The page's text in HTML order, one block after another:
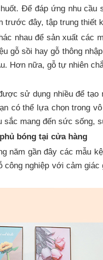
Để đáp ứng nhu
đây, tập trung thiết
nhau để sản xuất
gỗ sồi hay gỗ thông
Hơn nữa, gỗ tự nhiên
sử dụng nhiều để
có thể lựa chọn trong
sắc mang đến sức
bóng tại cửa hàng
năm gần đây các mẫu
nghiệp với cảm